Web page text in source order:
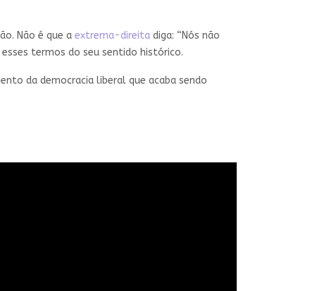
Não é que a extrema-direita diga: “Nós não
termos do seu sentido histórico.
da democracia liberal que acaba sendo